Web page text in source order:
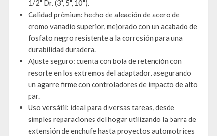
1/2" Dr. (3", 5", 10").
Calidad prémium: hecho de aleación de acero de
cromo vanadio superior, mejorado con un acabado de
fosfato negro resistente a la corrosión para una
durabilidad duradera.
Ajuste seguro: cuenta con bola de retención con
resorte en los extremos del adaptador, asegurando
un agarre firme con controladores de impacto de alto
par.
Uso versátil: ideal para diversas tareas, desde
simples reparaciones del hogar utilizando la barra de
extensión de enchufe hasta proyectos automotrices